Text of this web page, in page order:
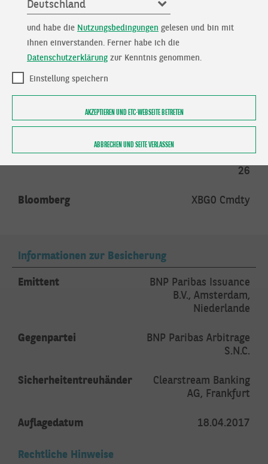
Gebühren
Verwaltungsentgelt
Besicherungsgebühr
enthalten
Basiswert
Basiswert
BENZIN (NYMEX) NOV.
26
Bloomberg XBG0 Cmdty
Informationen zur Besicherung
Emittent
BNP Paribas Issuance
B.V., Amsterdam,
Niederlande
Gegenpartei
BNP Paribas Arbitrage
S.N.C.
Sicherheitentreuhänder
Clearstream Banking
AG, Frankfurt
Auflagedatum 18.04.2017
Rechtliche Hinweise
Deutschland
und habe die Nutzungsbedingungen gelesen und bin mit
ihnen einverstanden. Ferner habe ich die
Datenschutzerklärung zur Kenntnis genommen.
Einstellung speichern
AKZEPTIEREN UND ETC-WEBSEITE BETRETEN
ABBRECHEN UND SEITE VERLASSEN